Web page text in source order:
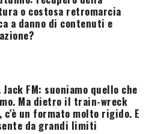
o costosa retromarcia
a danno di contenuti e
Jack FM: suoniamo quello che
Ma dietro il train-wreck
c’è un formato molto rigido. E
da grandi limiti